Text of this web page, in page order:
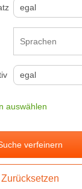
auswählen
verfeinern